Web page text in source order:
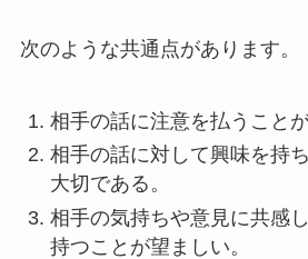
次のような共通点があります。
相手の話に注意を払うこと
相手の話に対して興味を持
大切である。
相手の気持ちや意見に共感
持つことが望ましい。